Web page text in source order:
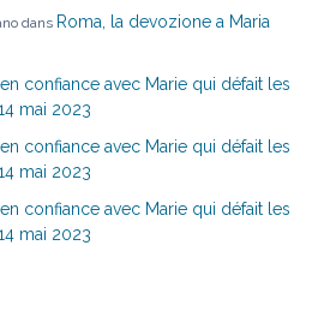
dans Roma, la devozione a Maria
en confiance avec Marie qui défait les
mai 2023
en confiance avec Marie qui défait les
mai 2023
en confiance avec Marie qui défait les
mai 2023